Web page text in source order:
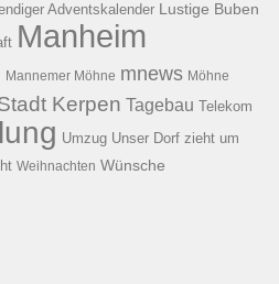
Adventskalender Lustige Buben
Manheim
Mannemer Möhne mnews Möhne
Kerpen Tagebau Telekom
Umzug Unser Dorf zieht um
Weihnachten Wünsche